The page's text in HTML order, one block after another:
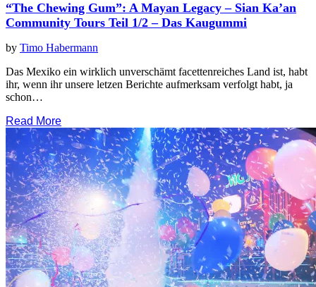
“The Chewing Gum”: A Mayan Legacy – Sian Ka’an
Community Tours Teil 1/2 – Das Kaugummi
by Timo Habermann
Das Mexiko ein wirklich unverschämt facettenreiches Land ist, habt
ihr, wenn ihr unsere letzen Berichte aufmerksam verfolgt habt, ja
schon…
Read More